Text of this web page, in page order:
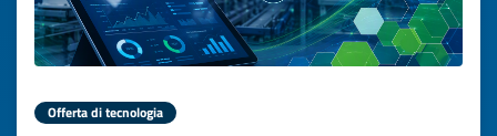
Offerta di tecnologia